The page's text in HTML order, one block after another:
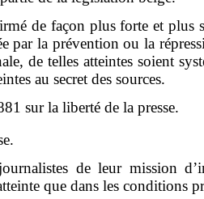
de façon plus forte et
par la prévention ou la
de telles atteintes soient
au secret des sources.
sur la liberté de la presse.
de leur mission
que dans les conditions